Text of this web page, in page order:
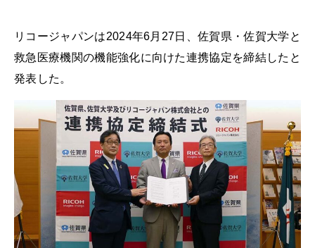
リコージャパンは2024年6月27日、佐賀県・佐賀大学と
救急医療機関の機能強化に向けた連携協定を締結したと
発表した。